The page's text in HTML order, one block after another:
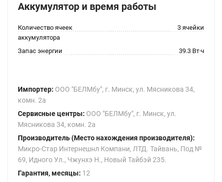
Аккумулятор и время работы
Количество ячеек
аккумулятора
3 ячейки
Запас энергии 39.3 Вт·ч
Импортер: ООО "БЕЛМбу", г. Минск, ул. Мясникова 34,
комн. 2а
Сервисные центры: ООО "БЕЛМбу", г. Минск, ул.
Мясникова 34, комн. 2а
Производитель (Место нахождения производителя):
Микро-Стар Интернешнл Компани, ЛТД. Тайвань, Под №
69, Идного Ул., Чжунхэ Н., Новый Тайбэй 235.
Гарантия, месяцы: 12